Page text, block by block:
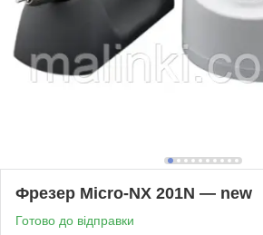
Фрезер Micro-NX 201N — new
Готово до відправки